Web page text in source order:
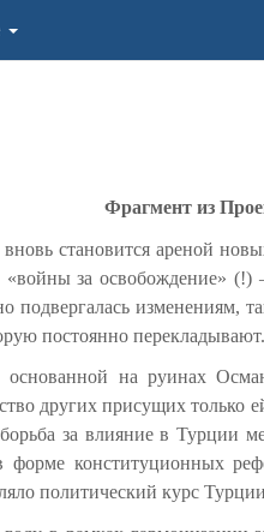
Фрагмент из
становится ареной
за освобождение»
подвергалась
постоянно перекладывают.
на руинах
других присущих
за влияние в
конституционных
политический курс